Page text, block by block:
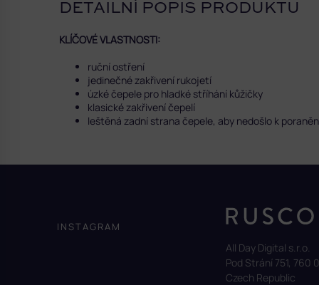
DETAILNÍ POPIS PRODUKTU
KLÍČOVÉ VLASTNOSTI:
ruční ostření
jedinečné zakřivení rukojetí
úzké čepele pro hladké stříhání kůžičky
klasické zakřivení čepelí
leštěná zadní strana čepele, aby nedošlo k
t
INSTAGRAM
All Day Digital s.r.o.
Pod Strání 751, 760
Czech Republic